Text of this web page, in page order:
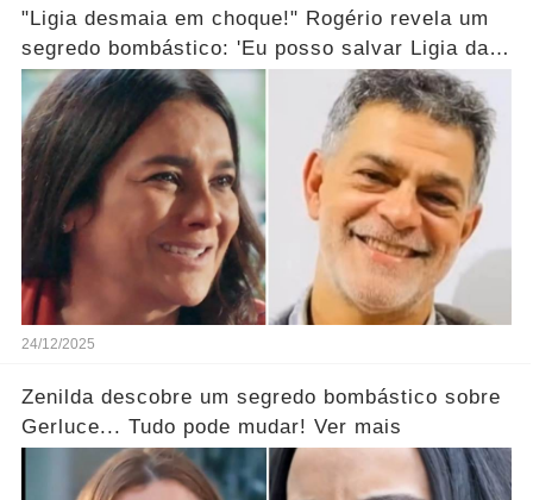
"Ligia desmaia em choque!" Rogério revela um
segredo bombástico: 'Eu posso salvar Ligia da
morte...' Ver mais
24/12/2025
Zenilda descobre um segredo bombástico sobre
Gerluce... Tudo pode mudar! Ver mais